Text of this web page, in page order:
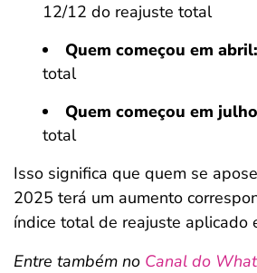
12/12 do reajuste total
Quem começou em abril:
total
Quem começou em
total
Isso significa que quem se
2025 terá um aumento
índice total de reajuste aplicado
Entre também no Canal do